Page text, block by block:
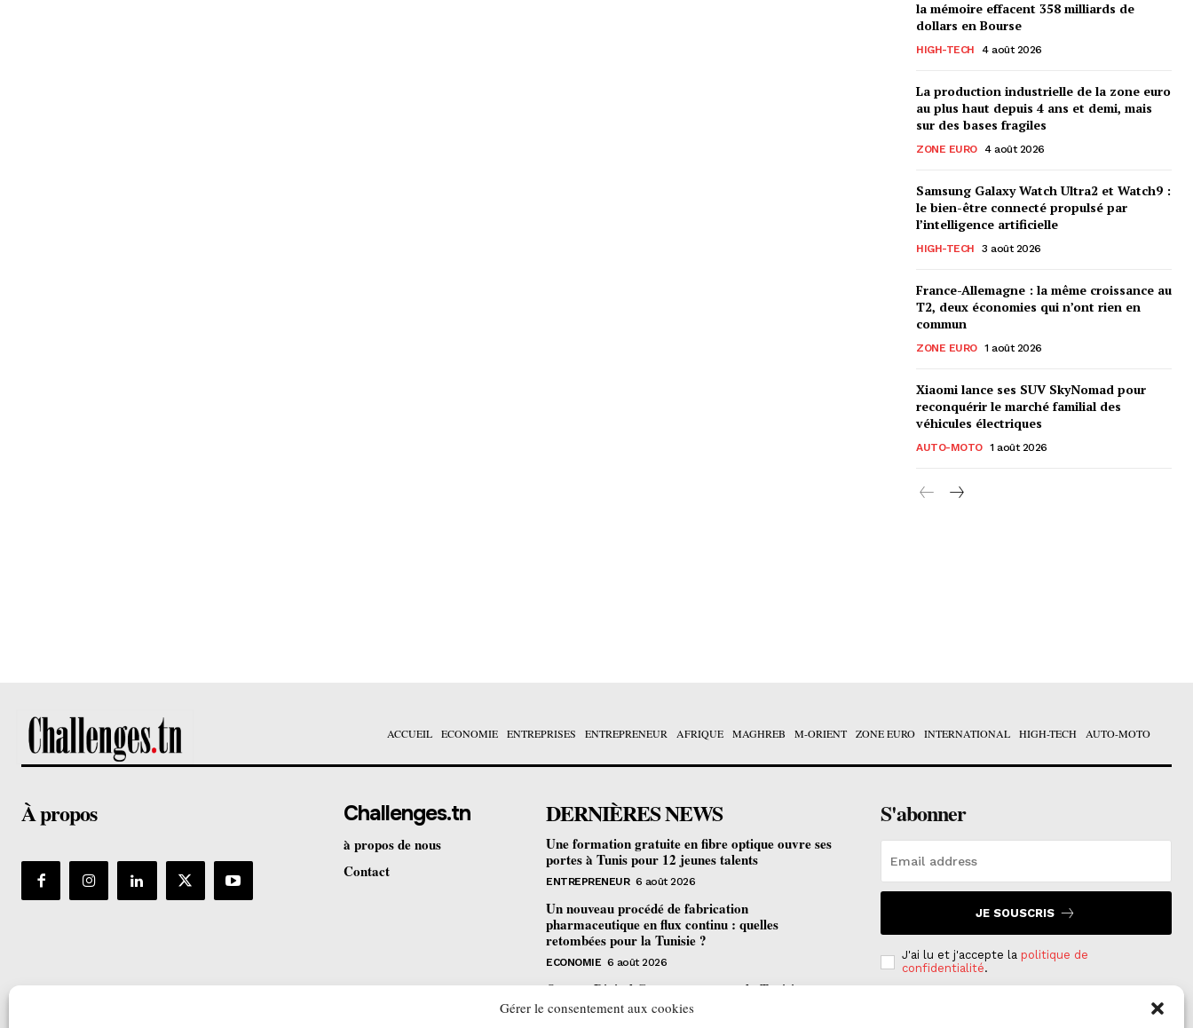
Gérer le consentement aux cookies
la mémoire effacent 358 milliards de
dollars en Bourse
HIGH-TECH 4 août 2026
La production industrielle de la zone euro
au plus haut depuis 4 ans et demi, mais
sur des bases fragiles
ZONE EURO 4 août 2026
Samsung Galaxy Watch Ultra2 et Watch9 :
le bien-être connecté propulsé par
l’intelligence artificielle
HIGH-TECH 3 août 2026
France-Allemagne : la même croissance au
T2, deux économies qui n’ont rien en
commun
ZONE EURO 1 août 2026
Xiaomi lance ses SUV SkyNomad pour
reconquérir le marché familial des
véhicules électriques
AUTO-MOTO 1 août 2026
ACCUEIL ECONOMIE ENTREPRISES ENTREPRENEUR AFRIQUE MAGHREB M-ORIENT ZONE EURO INTERNATIONAL HIGH-TECH AUTO-MOTO
À propos Challenges.tn
à propos de nous
Contact
DERNIÈRES NEWS
Une formation gratuite en fibre optique ouvre ses
portes à Tunis pour 12 jeunes talents
ENTREPRENEUR 6 août 2026
Un nouveau procédé de fabrication
pharmaceutique en flux continu : quelles
retombées pour la Tunisie ?
ECONOMIE 6 août 2026
Orange Digital Center : comment la Tunisie est
devenue le laboratoire mondial de l’inclusion
S'abonner
JE SOUSCRIS
J'ai lu et j'accepte la politique de
confidentialité.